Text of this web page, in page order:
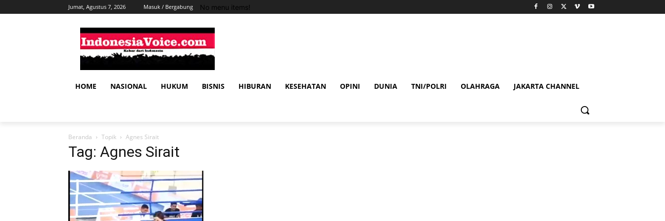
Jumat, Agustus 7, 2026 Masuk / Bergabung No menu items!
HOME NASIONAL HUKUM BISNIS HIBURAN KESEHATAN OPINI DUNIA TNI/POLRI OLAHRAGA JAKARTA CHANNEL
Beranda Topik Agnes Sirait
Tag: Agnes Sirait